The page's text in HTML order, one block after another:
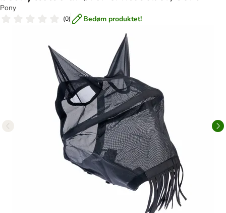
Pony
(0) Bedøm produktet!